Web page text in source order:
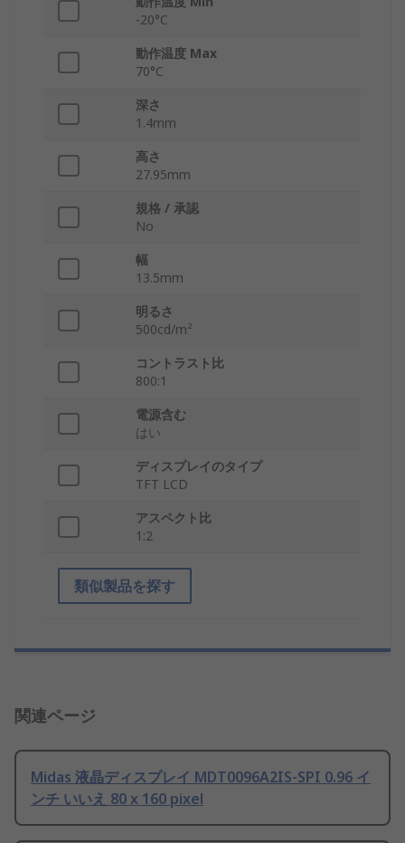
-20°C
動作温度 Max
70°C
深さ
1.4mm
高さ
27.95mm
規格 / 承認
No
幅
13.5mm
明るさ
500cd/m²
コントラスト比
800:1
電源含む
はい
ディスプレイのタイプ
TFT LCD
アスペクト比
1:2
類似製品を探す
関連ページ
Midas 液晶ディスプレイ MDT0096A2IS-SPI 0.96 イ
ンチ いいえ 80 x 160 pixel